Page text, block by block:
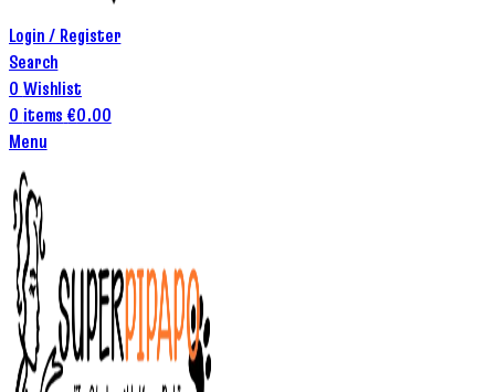
Login / Register
Search
0 Wishlist
0 items €0.00
Menu